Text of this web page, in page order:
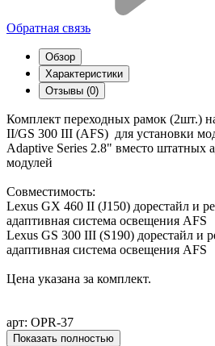
Обратная связь
Обзор
Характеристики
Отзывы (0)
Комплект переходных рамок (2шт.)
II/GS 300 III (AFS) для установки
Adaptive Series 2.8" вместо штатных
модулей
Совместимость:
Lexus GX 460 II (J150) дорестайл и
адаптивная система освещения AFS
Lexus GS 300 III (S190) дорестайл и
адаптивная система освещения AFS
Цена указана за комплект.
арт: OPR-37
Показать полностью